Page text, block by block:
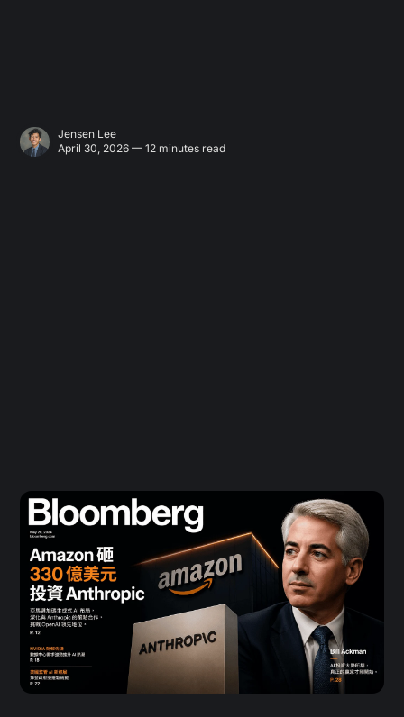
Jensen Lee
April 30, 2026 — 12 minutes read